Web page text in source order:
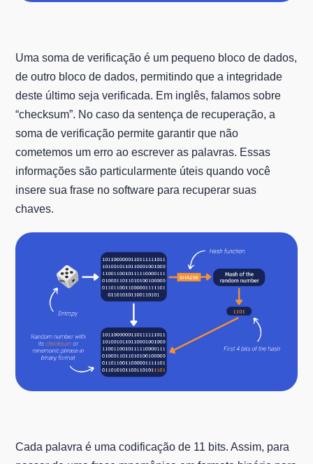
Uma soma de verificação é um pequeno bloco de dados,
de outro bloco de dados, permitindo que a integridade
deste último seja verificada. Em inglês, falamos sobre
“checksum”. No caso da sentença de recuperação, a
soma de verificação permite garantir que não
cometemos um erro ao escrever as palavras. Essas
informações são particularmente úteis quando você
insere sua frase no software para recuperar suas
chaves.
Cada palavra é uma codificação de 11 bits. Assim, para